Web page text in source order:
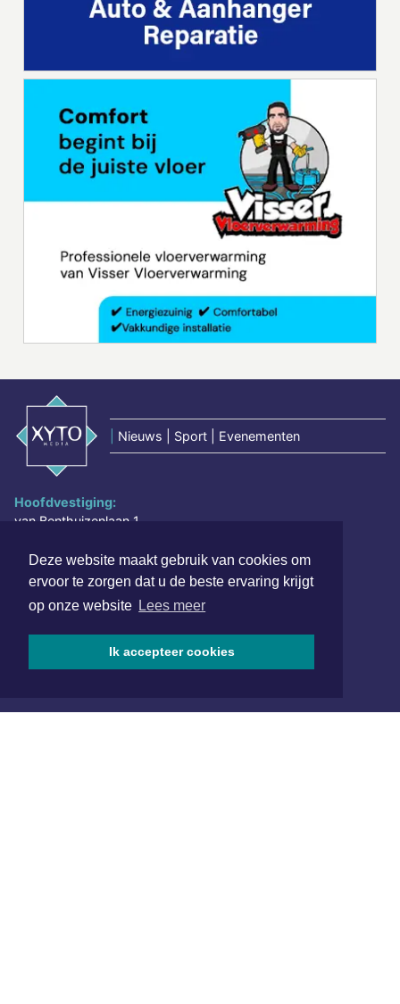
Deze website maakt gebruik van cookies om
ervoor te zorgen dat u de beste ervaring krijgt
op onze website Lees meer
Ik accepteer cookies
Nieuws | Sport | Evenementen
Hoofdvestiging:
van Benthuizenlaan 1
www.xyto.nl